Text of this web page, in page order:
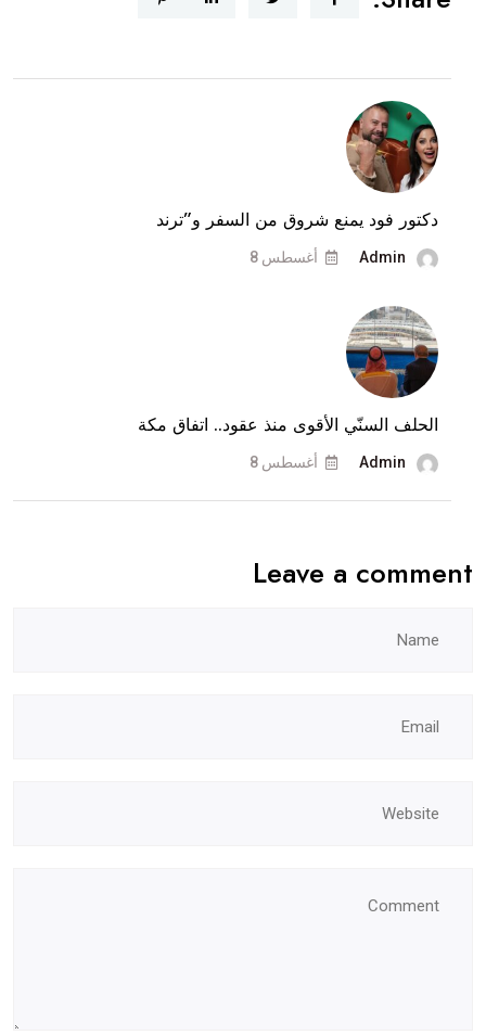
..
بالوثائق
دكتور فود يمنع شروق من السفر و”ترند
Admin أغسطس 8
الحلف السنّي الأقوى منذ عقود.. اتفاق مكة
Admin أغسطس 8
Leave a comment